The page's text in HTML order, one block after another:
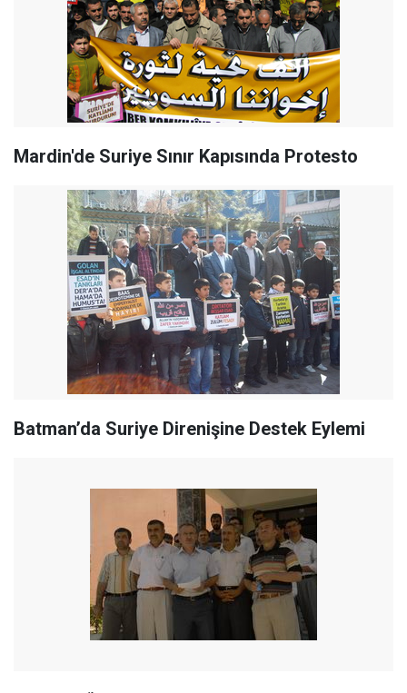
Mardin'de Suriye Sınır Kapısında Protesto
Batman’da Suriye Direnişine Destek Eylemi